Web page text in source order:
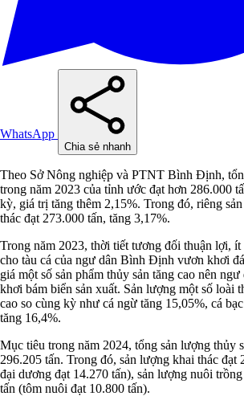
WhatsApp
Chia sẻ nhanh
Theo Sở Nông nghiệp và PTNT Bình Định,
trong năm 2023 của tỉnh ước đạt hơn 286.000
kỳ, giá trị tăng thêm 2,15%. Trong đó, riêng
thác đạt 273.000 tấn, tăng 3,17%.
Trong năm 2023, thời tiết tương đối thuận lợi, ít
cho tàu cá của ngư dân Bình Định vươn khơi
giá một số sản phẩm thủy sản tăng cao nên
khơi bám biển sản xuất. Sản lượng một số loài
cao so cùng kỳ như cá ngừ tăng 15,05%, cá
tăng 16,4%.
Mục tiêu trong năm 2024, tổng sản lượng thủy
296.205 tấn. Trong đó, sản lượng khai thác đạt
đại dương đạt 14.270 tấn), sản lượng nuôi
tấn (tôm nuôi đạt 10.800 tấn).